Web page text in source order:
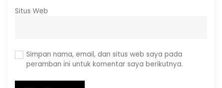
Situs Web
Simpan nama, email, dan situs web saya pada
peramban ini untuk komentar saya berikutnya.